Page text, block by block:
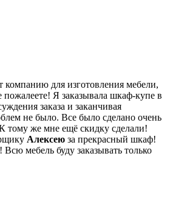
компанию для изготовления мебели,
Я заказывала шкаф-купе в
заказа и заканчивая
не было. Все было сделано очень
тому же мне ещё скидку сделали!
Алексею за прекрасный шкаф!
Всю мебель буду заказывать только